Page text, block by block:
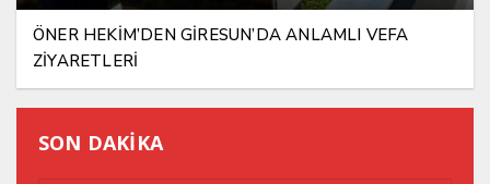
ÖNER HEKİM’DEN GİRESUN’DA ANLAMLI VEFA
ZİYARETLERİ
SON DAKİKA